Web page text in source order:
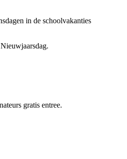
in de schoolvakanties
gratis entree.